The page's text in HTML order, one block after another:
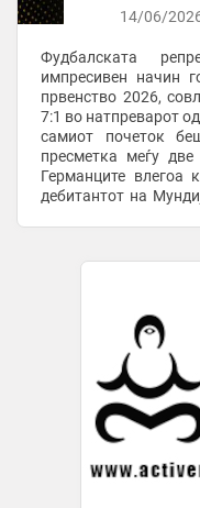
14/06/
Фудбалската
импресивен начин
првенство 2026,
7:1 во натпреварот
самиот почеток
пресметка меѓу
Германците влегоа
дебитантот на